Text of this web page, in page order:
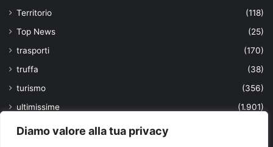
Diamo valore alla tua privacy
Territorio
(118)
Top News
(25)
trasporti
(170)
truffa
(38)
turismo
(356)
ultimissime
(1.901)
università